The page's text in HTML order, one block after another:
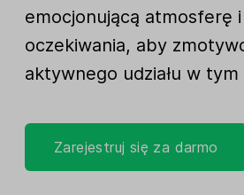
emocjonującą atmosferę
oczekiwania, aby
aktywnego udziału w
Zarejestruj się za darmo